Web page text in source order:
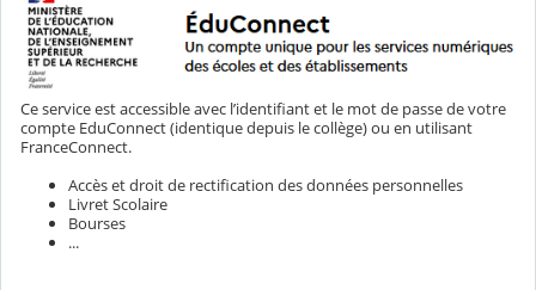
Ce service est accessible avec l’identifiant et le mot de passe de votre
compte EduConnect (identique depuis le collège) ou en utilisant
FranceConnect.
Accès et droit de rectification des données personnelles
Livret Scolaire
Bourses
...